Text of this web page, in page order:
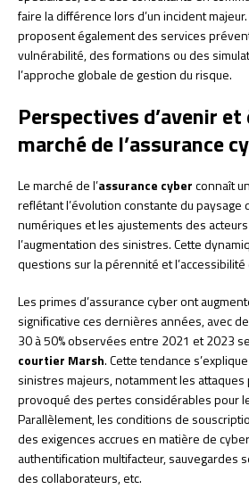
faire la différence lors d’un incident
proposent également des services
vulnérabilité, des formations ou des
l’approche globale de gestion du risque.
Perspectives d’avenir
marché de l’assurance
Le marché de l’assurance cyberconnaît
reflétant l’évolution constante du paysage
numériques et les ajustements des
l’augmentation des sinistres. Cette
questions sur la pérennité et
Les primes d’assurance cyber ont
significative ces dernières années, avec
30 à 50% observées entre 2021 et 2023
courtier Marsh. Cette tendance
sinistres majeurs, notamment les
provoqué des pertes considérables pour
Parallèlement, les conditions de
des exigences accrues en matière de
authentification multifacteur, sauvegardes
des collaborateurs, etc.